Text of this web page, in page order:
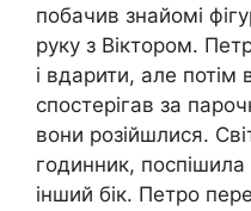
побачив знайомі
руку з Віктором.
і вдарити, але потім
спостерігав за
вони розійшлися.
годинник,
інший бік. Петро